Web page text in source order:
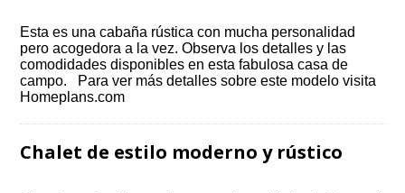
Esta es una cabaña rústica con mucha personalidad
pero acogedora a la vez. Observa los detalles y las
comodidades disponibles en esta fabulosa casa de
campo. Para ver más detalles sobre este modelo visita
Homeplans.com
Chalet de estilo moderno y rústico